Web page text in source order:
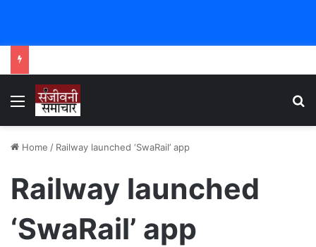
Menu
Home / Railway launched ‘SwaRail’ app
Railway launched
‘SwaRail’ app